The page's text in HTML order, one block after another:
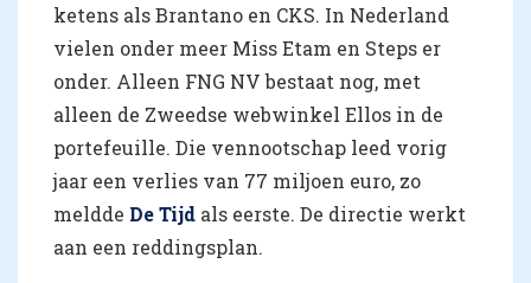
ketens als Brantano en CKS. In Nederland
vielen onder meer Miss Etam en Steps er
onder. Alleen FNG NV bestaat nog, met
alleen de Zweedse webwinkel Ellos in de
portefeuille. Die vennootschap leed vorig
jaar een verlies van 77 miljoen euro, zo
meldde De Tijd als eerste. De directie werkt
aan een reddingsplan.